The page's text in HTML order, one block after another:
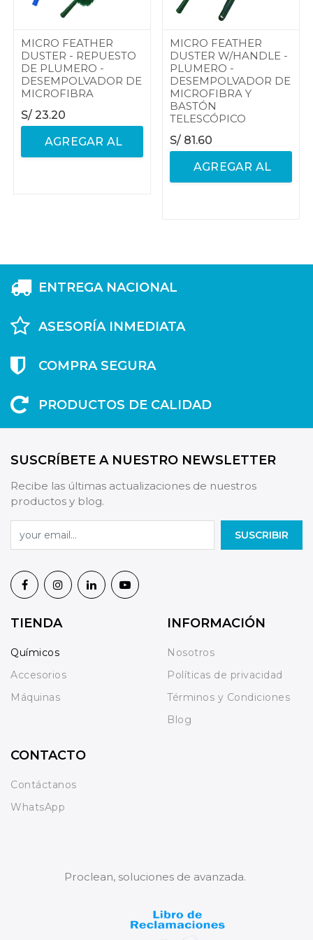
MICRO FEATHER
DUSTER - REPUESTO
DE PLUMERO -
DESEMPOLVADOR DE
MICROFIBRA
S/ 23.20
AGREGAR AL
MICRO FEATHER
DUSTER W/HANDLE -
PLUMERO -
DESEMPOLVADOR DE
MICROFIBRA Y
BASTÓN
TELESCÓPICO
S/ 81.60
AGREGAR AL
ENTREGA NACIONAL
ASESORÍA INMEDIATA
COMPRA SEGURA
PRODUCTOS DE CALIDAD
SUSCRÍBETE A NUESTRO NEWSLETTER
Recibe las últimas actualizaciones de nuestros
productos y blog.
SUSCRIBIR
TIENDA
Químicos
Accesorios
Máquinas
INFORMACIÓN
Nosotros
Políticas de privacidad
Términos y Condiciones
Blog
CONTACTO
Contáctanos
WhatsApp
Proclean, soluciones de avanzada.